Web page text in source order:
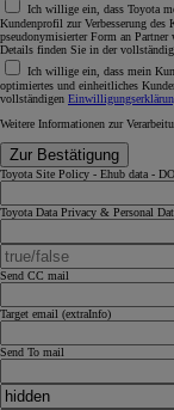
Ich willige ein, dass Toyota
Kundenprofil zur Verbesserung des
pseudonymisierter Form an
Details finden Sie in der
Ich willige ein, dass mein
optimiertes und einheitliches
vollständigen
Weitere Informationen zur
Zur Bestätigung
Toyota Site Policy - Ehub data -
Toyota Data Privacy & Personal
Send CC mail
Target email (extraInfo)
Send To mail